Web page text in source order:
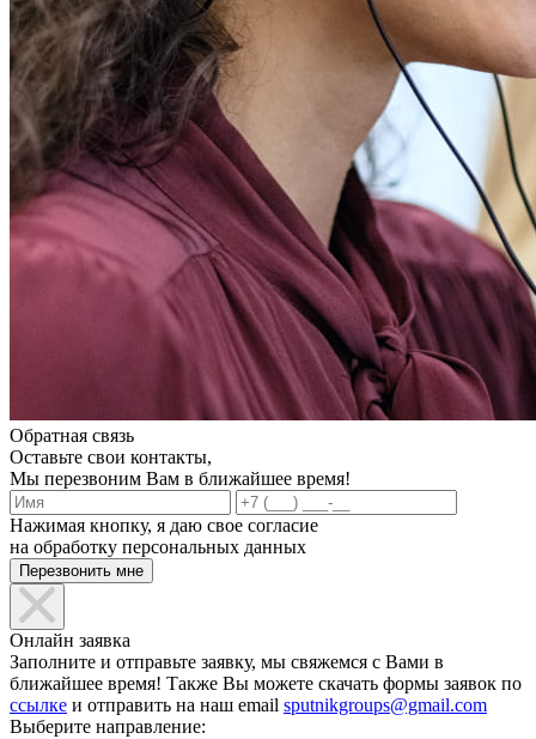
Обратная связь
Оставьте свои контакты,
Мы перезвоним Вам в ближайшее время!
Нажимая кнопку, я даю свое согласие
на обработку персональных данных
Онлайн заявка
Заполните и отправьте заявку, мы свяжемся с Вами в
ближайшее время! Также Вы можете скачать формы заявок по
ссылке и отправить на наш email sputnikgroups@gmail.com
Выберите направление: